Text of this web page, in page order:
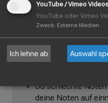
Du dich schlecht
Dir das Lernen
Du Angst vor
hast.
Du Schwierigkeiten
Du schlechte
deine Noten auf
YouTube / Vimeo
YouTube oder Vimeo
Zweck: Externe Medien
Ich lehne ab Auswahl